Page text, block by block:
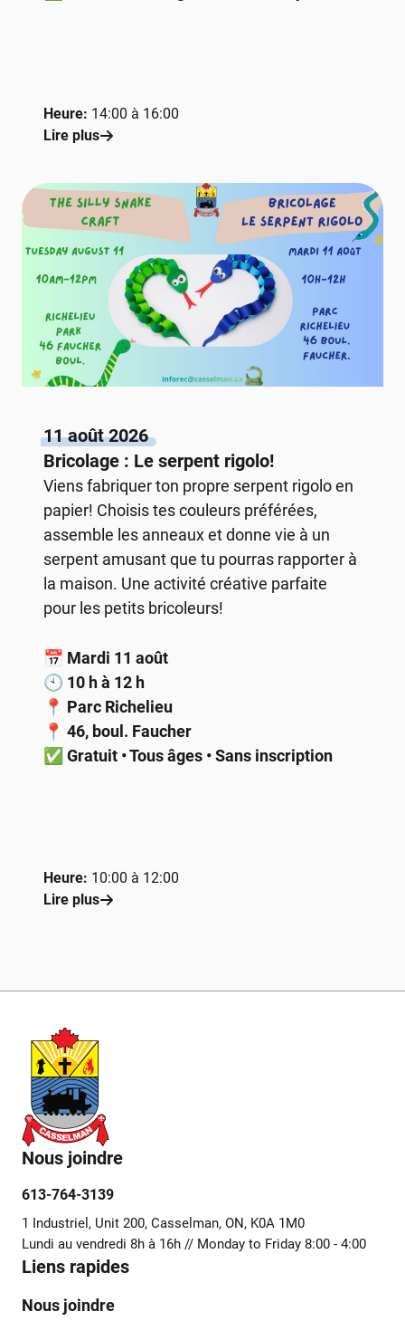
Heure: 14:00 à 16:00
Lire plus
11 août 2026
Bricolage : Le serpent rigolo!
Viens fabriquer ton propre serpent rigolo en
papier! Choisis tes couleurs préférées,
assemble les anneaux et donne vie à un
serpent amusant que tu pourras rapporter à
la maison. Une activité créative parfaite
pour les petits bricoleurs!
📅 Mardi 11 août
🕙 10 h à 12 h
📍 Parc Richelieu
📍 46, boul. Faucher
✅ Gratuit • Tous âges • Sans inscription
Heure: 10:00 à 12:00
Lire plus
Nous joindre
613-764-3139
1 Industriel, Unit 200, Casselman, ON, K0A 1M0
Lundi au vendredi 8h à 16h // Monday to Friday 8:00 - 4:00
Liens rapides
Nous joindre